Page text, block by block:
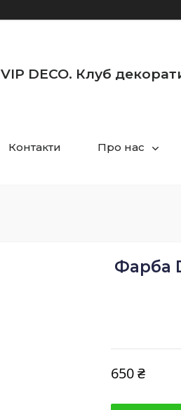
VIP DECO. Клуб
Контакти Про нас
Фарба
650 ₴